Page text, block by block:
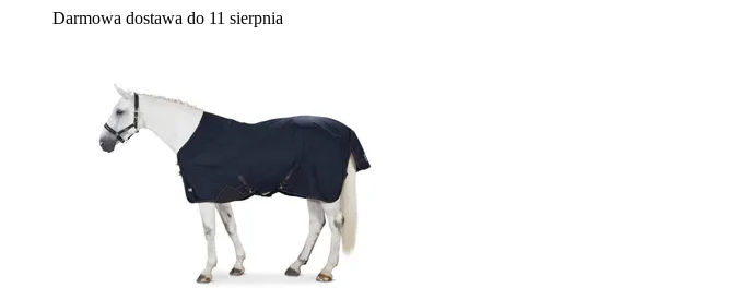
Darmowa dostawa do 11 sierpnia